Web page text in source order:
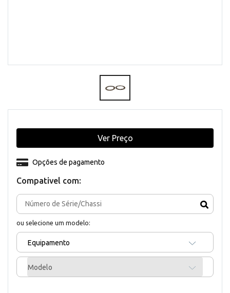
Compativel com:
ou selecione um modelo:
Equipamento
Modelo
Opções de pagamento
Ver Preço